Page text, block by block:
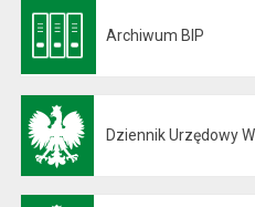
Archiwum BIP
Dziennik Urzędowy